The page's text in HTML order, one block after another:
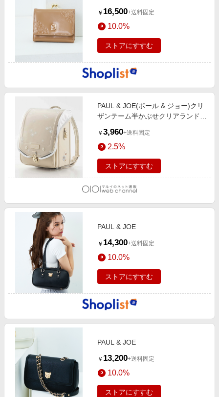
￥ 16,500+送料固定
10.0%
ストアにすすむ
PAUL & JOE(ポール & ジョー)クリ
ザンテーム半かぶせクリアランドセ
￥ 3,960+送料固定
2.5%
ストアにすすむ
PAUL & JOE
￥ 14,300+送料固定
10.0%
ストアにすすむ
PAUL & JOE
￥ 13,200+送料固定
10.0%
ストアにすすむ